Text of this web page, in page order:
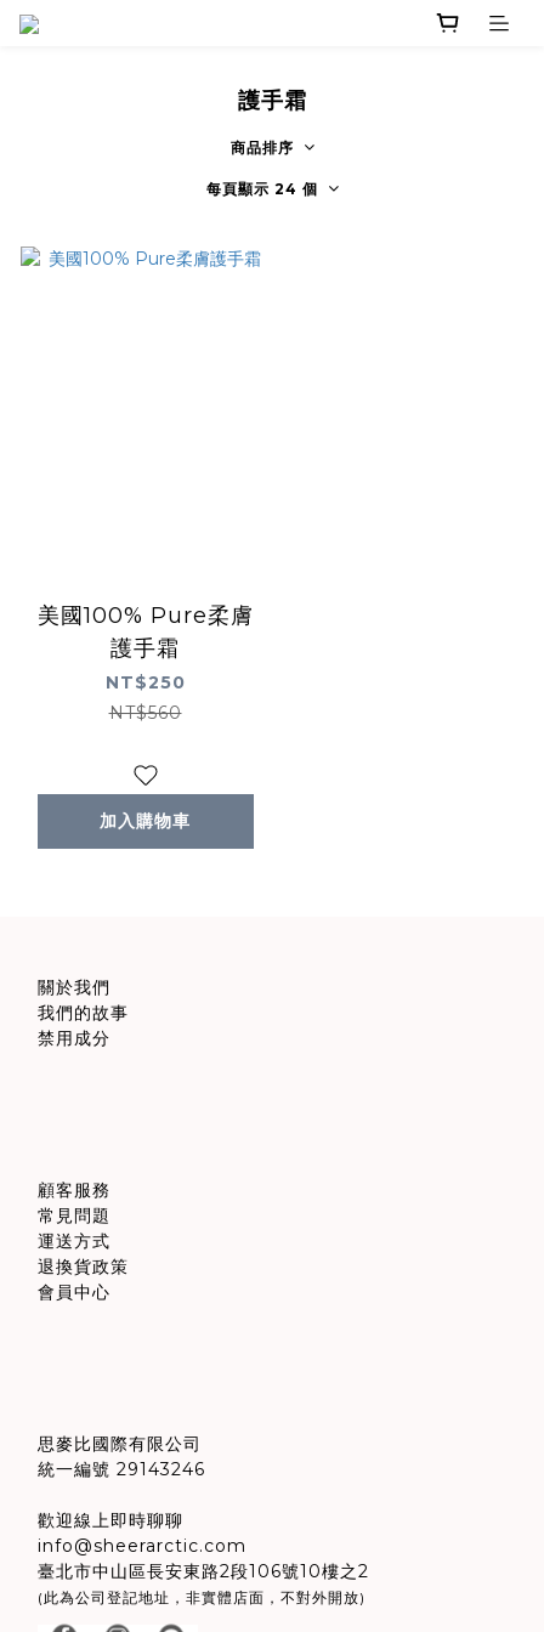
護手霜
商品排序
每頁顯示 24 個
美國100% Pure柔膚
護手霜
NT$250
NT$560
加入購物車
關於我們
我們的故事
禁用成分
顧客服務
常見問題
運送方式
退換貨政策
會員中心
思麥比國際有限公司
統一編號 29143246
歡迎線上即時聊聊
info@sheerarctic.com
臺北市中山區長安東路2段106號10樓之2
(此為公司登記地址，非實體店面，不對外開放)